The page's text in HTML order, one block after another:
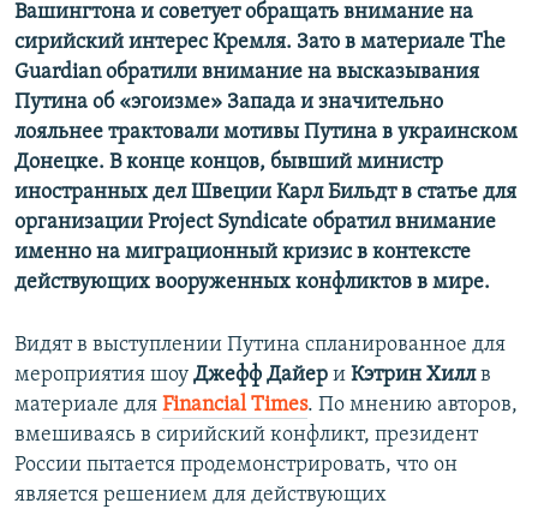
Вашингтона и советует обращать внимание на
сирийский интерес Кремля. Зато в материале The
Guardian обратили внимание на высказывания
Путина об «эгоизме» Запада и значительно
лояльнее трактовали мотивы Путина в украинском
Донецке. В конце концов, бывший министр
иностранных дел Швеции Карл Бильдт в статье для
организации Project Syndicate обратил внимание
именно на миграционный кризис в контексте
действующих вооруженных конфликтов в мире.
Видят в выступлении Путина спланированное для
мероприятия шоу Джефф Дайер и Кэтрин Хиллв
материале для Financial Times. По мнению авторов,
вмешиваясь в сирийский конфликт, президент
России пытается продемонстрировать, что он
является решением для действующих